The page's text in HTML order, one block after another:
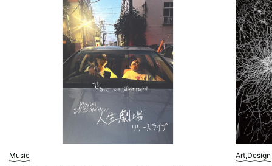
Music Art,Design